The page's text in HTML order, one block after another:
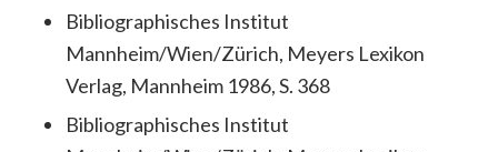
Bibliographisches Institut
Mannheim/Wien/Zürich, Meyers Lexikon
Verlag, Mannheim 1986, S. 368
Bibliographisches Institut